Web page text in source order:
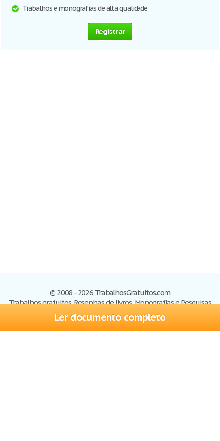
Ler documento completo
Trabalhos e monografias de alta qualidade
Registrar
© 2008–2026 TrabalhosGratuitos.com
Trabalhos gratuitos, Resenhas de livros, Monografias e Pesquisas